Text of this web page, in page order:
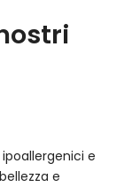
e
e